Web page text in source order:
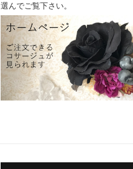
選んでご覧下さい。